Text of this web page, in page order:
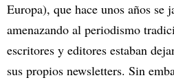
Europa), que hace unos años se
amenazando al periodismo
escritores y editores estaban
sus propios newsletters. Sin